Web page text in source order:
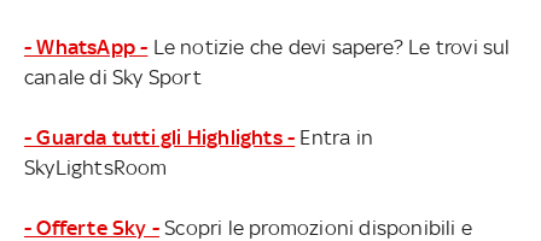
- WhatsApp - Le notizie che devi sapere? Le trovi sul
canale di Sky Sport
- Guarda tutti gli Highlights - Entra in
SkyLightsRoom
- Offerte Sky - Scopri le promozioni disponibili e